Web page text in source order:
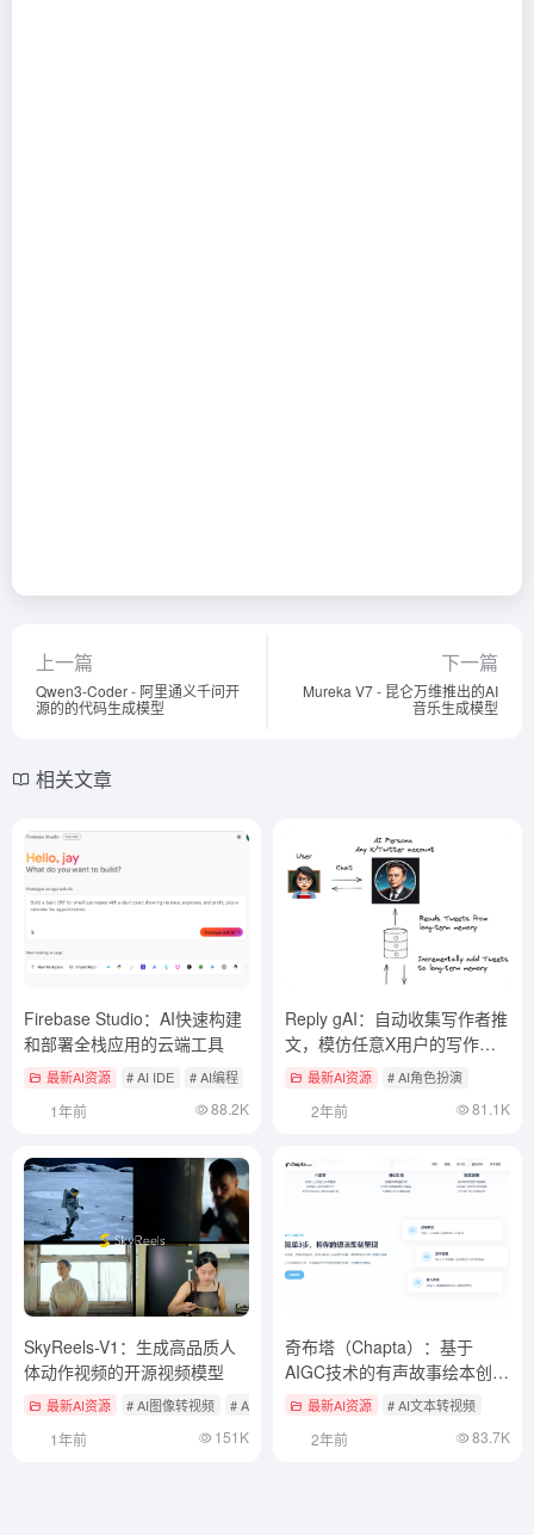
上一篇
Qwen3-Coder - 阿里通义千问开
源的的代码生成模型
下一篇
Mureka V7 - 昆仑万维推出的AI
音乐生成模型
相关文章
Firebase Studio：AI快速构建
和部署全栈应用的云端工具
最新AI资源 # AI IDE # AI编程
1年前 88.2K
Reply gAI：自动收集写作者推
文，模仿任意X用户的写作风
格 最新AI资源 # AI角色扮演
2年前 81.1K
SkyReels-V1：生成高品质人
体动作视频的开源视频模型
最新AI资源 # AI图像转视频 # AI开源项目 # AI文本转视频
1年前 151K
奇布塔（Chapta）：基于
AIGC技术的有声故事绘本创作
平台，绘本人物一致性较强
最新AI资源 # AI文本转视频
2年前 83.7K